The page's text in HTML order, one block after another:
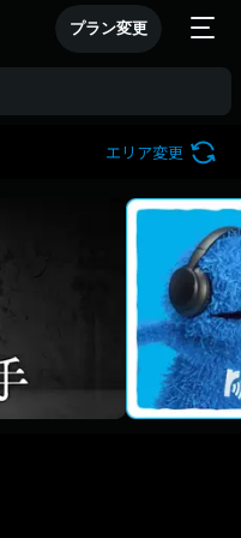
プラン変更
エリア変更